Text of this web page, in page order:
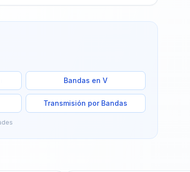
Bandas en V
Transmisión por Bandas